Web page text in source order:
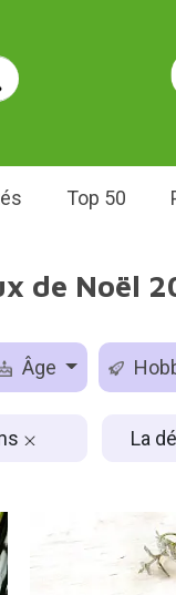
Top 50
de Noël
Âge
La